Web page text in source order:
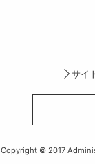
サイ
Copyright © 2017